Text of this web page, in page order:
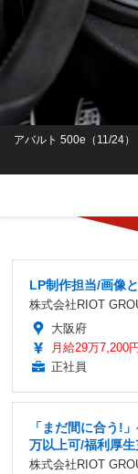
アバルト 500e（11/24）
LP制作担当/画像
株式会社RIOT
大阪府
月給29万7,200
正社員
「まだ間に合う!
万以上可/福利厚生
株式会社RIOT